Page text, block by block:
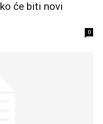
će biti novi
0